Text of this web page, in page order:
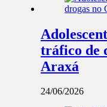
tráfico de
Araxá
24/06/2026